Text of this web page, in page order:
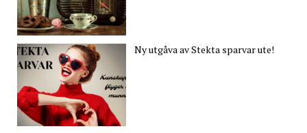
Ny utgåva av Stekta sparvar ute!